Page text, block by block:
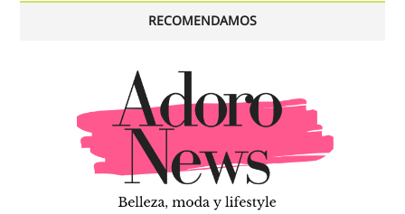
RECOMENDAMOS